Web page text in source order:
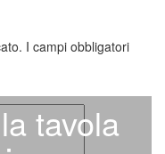
tavola
I campi obbligatori